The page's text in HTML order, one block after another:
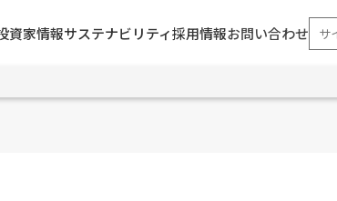
資家情報サステナビリティ採用情報お問い合わせ